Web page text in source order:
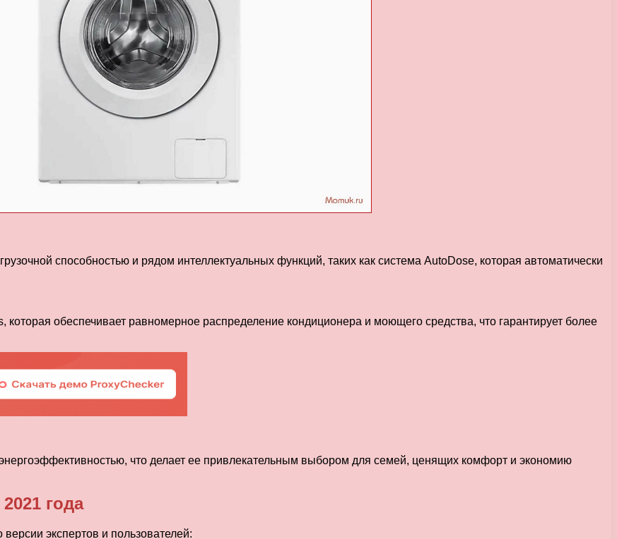
способностью и рядом интеллектуальных функций, таких как система AutoDose, которая автоматически
обеспечивает равномерное распределение кондиционера и моющего средства, что гарантирует более
что делает ее привлекательным выбором для семей, ценящих комфорт и экономию
года
экспертов и пользователей: